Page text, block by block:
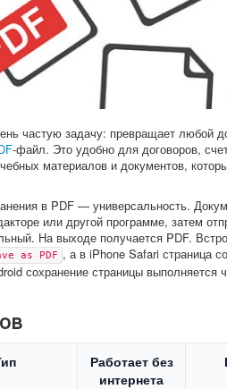
частую задачу: превращает любой
-файл. Это удобно для договоров,
материалов и документов,
в PDF — универсальность.
или другой программе, затем
На выходе получается PDF.
as PDF , а в iPhone Safari страница
сохранение страницы выполняется
Работает без
интернета